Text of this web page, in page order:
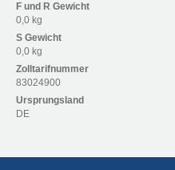
F und R Gewicht
0,0 kg
S Gewicht
0,0 kg
Zolltarifnummer
83024900
Ursprungsland
DE